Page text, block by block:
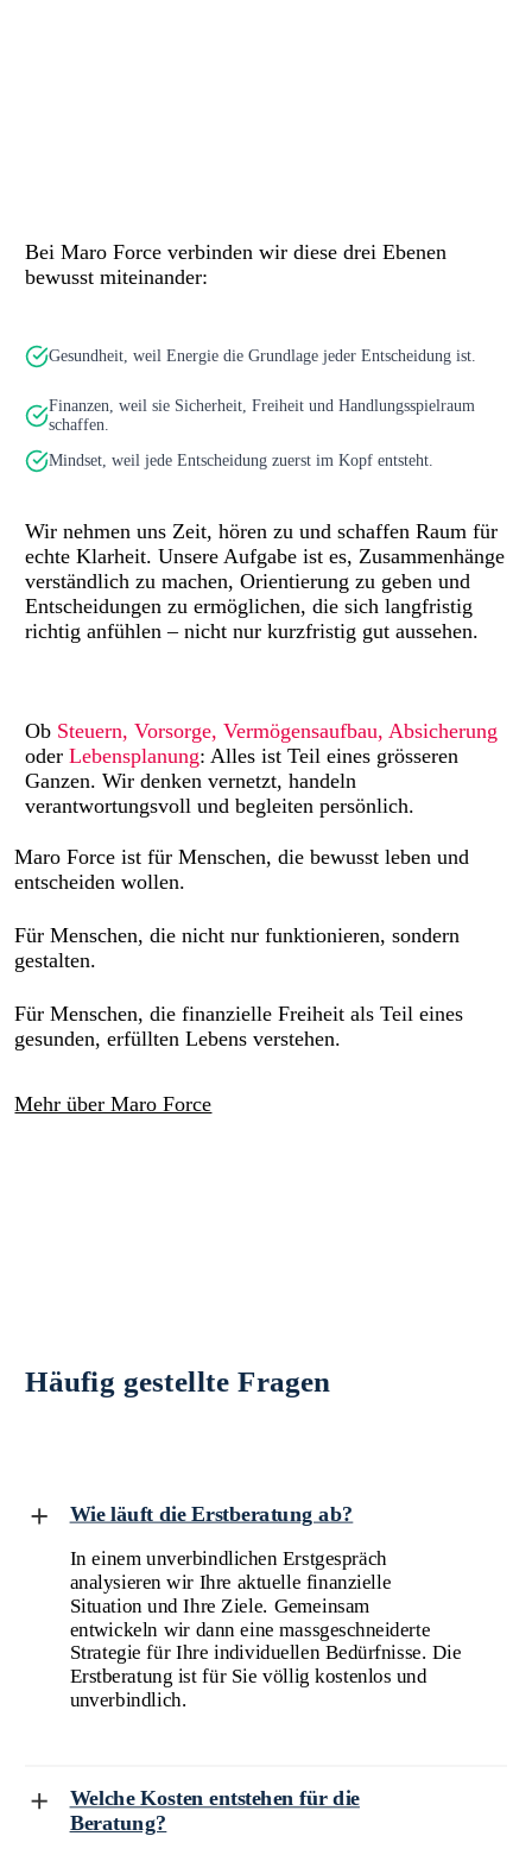
Bei Maro Force verbinden wir diese drei Ebenen
bewusst miteinander:
Gesundheit, weil Energie die Grundlage jeder Entscheidung ist.
Finanzen, weil sie Sicherheit, Freiheit und Handlungsspielraum
schaffen.
Mindset, weil jede Entscheidung zuerst im Kopf entsteht.
Wir nehmen uns Zeit, hören zu und schaffen Raum für
echte Klarheit. Unsere Aufgabe ist es, Zusammenhänge
verständlich zu machen, Orientierung zu geben und
Entscheidungen zu ermöglichen, die sich langfristig
richtig anfühlen – nicht nur kurzfristig gut aussehen.
Ob Steuern, Vorsorge, Vermögensaufbau, Absicherung
oderLebensplanung: Alles ist Teil eines grösseren
Ganzen. Wir denken vernetzt, handeln
verantwortungsvoll und begleiten persönlich.
Maro Force ist für Menschen, die bewusst leben und
entscheiden wollen.
Für Menschen, die nicht nur funktionieren, sondern
gestalten.
Für Menschen, die finanzielle Freiheit als Teil eines
gesunden, erfüllten Lebens verstehen.
Mehr über Maro Force
Häufig gestellte Fragen
Wie läuft die Erstberatung ab?
In einem unverbindlichen Erstgespräch
analysieren wir Ihre aktuelle finanzielle
Situation und Ihre Ziele. Gemeinsam
entwickeln wir dann eine massgeschneiderte
Strategie für Ihre individuellen Bedürfnisse. Die
Erstberatung ist für Sie völlig kostenlos und
unverbindlich.
Welche Kosten entstehen für die
Beratung?